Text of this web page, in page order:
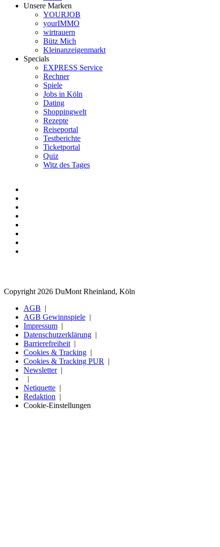
Unsere Marken
YOURJOB
yourIMMO
wirtrauern
Bütz Mich
Kleinanzeigenmarkt
Specials
EXPRESS Service
Rechner
Spiele
Jobs in Köln
Dating
Shoppingwelt
Rezepte
Reiseportal
Testberichte
Ticketportal
Quiz
Witz des Tages
Copyright 2026 DuMont Rheinland, Köln
AGB
AGB Gewinnspiele
Impressum
Datenschutzerklärung
Barrierefreiheit
Cookies & Tracking
Cookies & Tracking PUR
Newsletter
Netiquette
Redaktion
Cookie-Einstellungen